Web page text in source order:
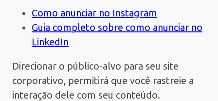
Como anunciar no Instagram
Guia completo sobre como anunciar no
LinkedIn
Direcionar o público-alvo para seu site
corporativo, permitirá que você rastreie a
interação dele com seu conteúdo.